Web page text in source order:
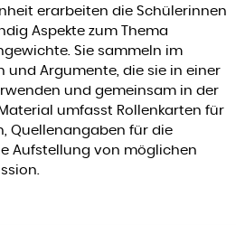
erarbeiten die Schülerinnen
Aspekte zum Thema
Sie sammeln im
Argumente, die sie in einer
und gemeinsam in der
umfasst Rollenkarten für
Quellenangaben für die
Aufstellung von möglichen